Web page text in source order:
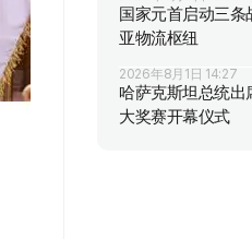
国家元首启动三
亚物流枢纽
2026年8月1日 14:27
哈萨克斯坦总统
大奖赛开幕仪式